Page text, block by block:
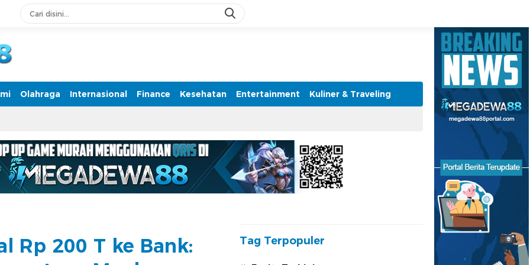
Terpercaya
Olahraga Internasional Finance Kesehatan Entertainment Kuliner & Traveling
Rp 200 T ke Bank:
Tag Terpopuler